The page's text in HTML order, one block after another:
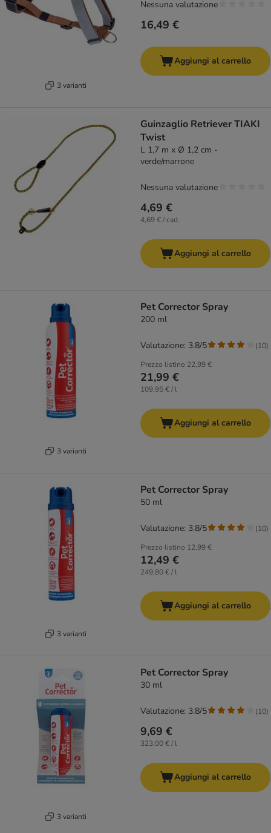
3 varianti
16,49 €
Nessuna valutazione
Aggiungi al carrello
Guinzaglio Retriever TIAKI
Twist
L 1,7 m x Ø 1,2 cm -
verde/marrone
4,69 €
4,69 € / cad.
Nessuna valutazione
Aggiungi al carrello
3 varianti
Pet Corrector Spray
200 ml
Prezzo listino 22,99 €
21,99 €
109,95 € / l
Valutazione: 3.8/5 (10)
Aggiungi al carrello
3 varianti
Pet Corrector Spray
50 ml
Prezzo listino 12,99 €
12,49 €
249,80 € / l
Valutazione: 3.8/5 (10)
Aggiungi al carrello
3 varianti
Pet Corrector Spray
30 ml
9,69 €
323,00 € / l
Valutazione: 3.8/5 (10)
Aggiungi al carrello